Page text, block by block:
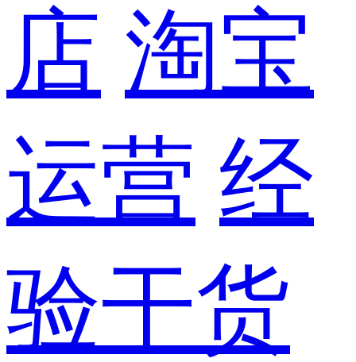
店 淘宝
运营 经
验干货